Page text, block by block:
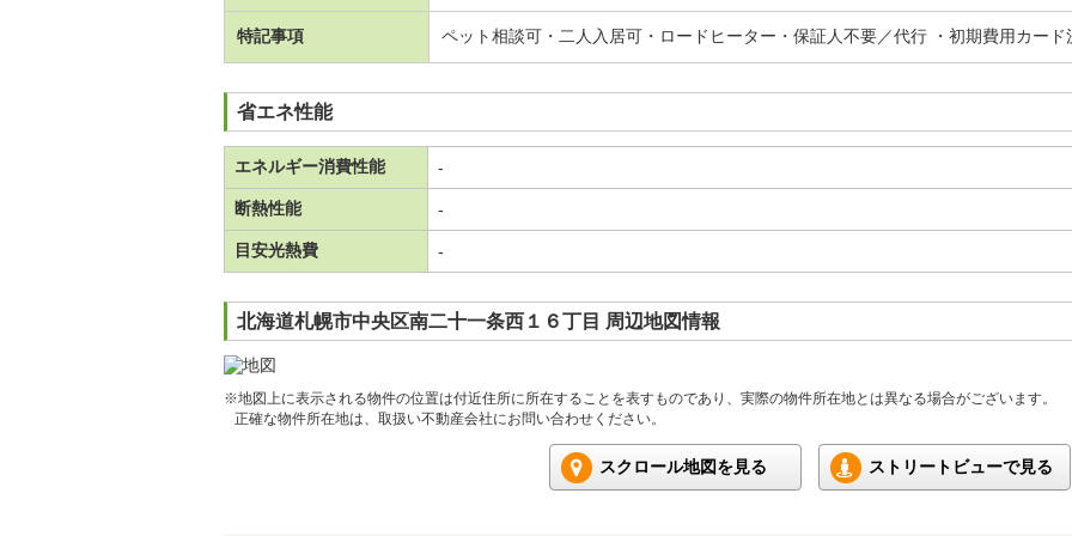
特記事項 ペット相談可・二人入居可・ロードヒーター・保証人不要／代行 ・初期費用カード
省エネ性能
エネルギー消費性能 -
断熱性能 -
目安光熱費 -
北海道札幌市中央区南二十一条西１６丁目 周辺地図情報
※地図上に表示される物件の位置は付近住所に所在することを表すものであり、実際の物件所在地とは異なる場合がございます。
正確な物件所在地は、取扱い不動産会社にお問い合わせください。
スクロール地図を見る ストリートビューで見る